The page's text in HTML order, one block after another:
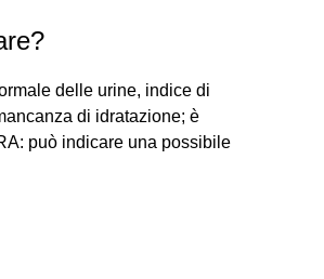
delle urine, indice di
di idratazione; è
può indicare una possibile